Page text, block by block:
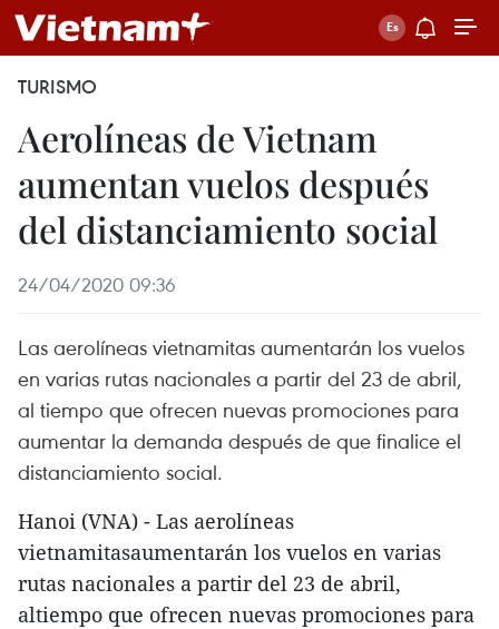
TURISMO
Aerolíneas de Vietnam
aumentan vuelos después
del distanciamiento social
24/04/2020 09:36
Las aerolíneas vietnamitas aumentarán los vuelos
en varias rutas nacionales a partir del 23 de abril,
al tiempo que ofrecen nuevas promociones para
aumentar la demanda después de que finalice el
distanciamiento social.
Hanoi (VNA) - Las aerolíneas
vietnamitasaumentarán los vuelos en varias
rutas nacionales a partir del 23 de abril,
altiempo que ofrecen nuevas promociones para